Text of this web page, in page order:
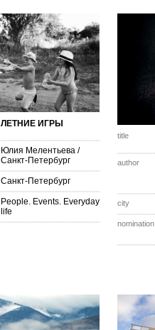
ЛЕТНИЕ ИГРЫ
Юлия Мелентьева /
Санкт-Петербург
Санкт-Петербург
People. Events. Everyday
life
title
author
city
nomination